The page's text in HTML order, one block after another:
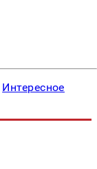
Интересное